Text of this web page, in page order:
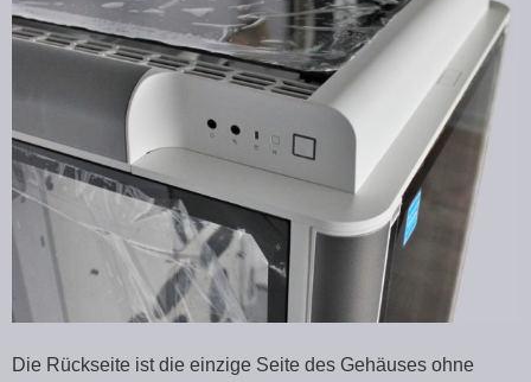
Die Rückseite ist die einzige Seite des Gehäuses ohne